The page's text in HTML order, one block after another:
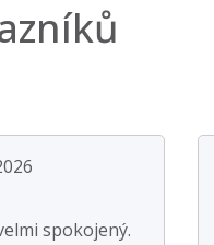
spokojený.